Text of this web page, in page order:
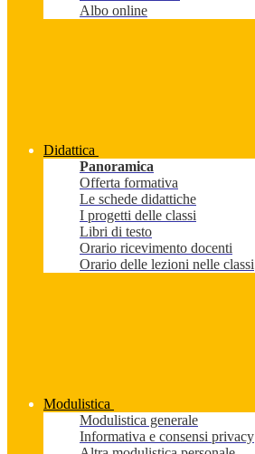
Albo online
Didattica
Panoramica
Offerta formativa
Le schede didattiche
I progetti delle classi
Libri di testo
Orario ricevimento docenti
Orario delle lezioni nelle classi
Modulistica
Modulistica generale
Informativa e consensi privacy